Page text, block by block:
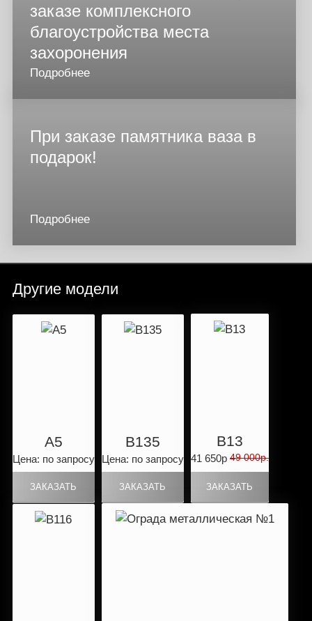
заказе комплексного
благоустройства места
захоронения
Подробнее
При заказе памятника ваза в
подарок!
Подробнее
Другие модели
А5
Цена: по запросу
B135
Цена: по запросу
B13
41 650р 49 000р.